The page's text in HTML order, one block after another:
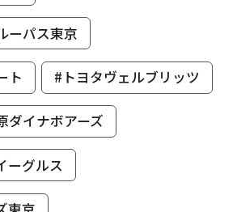
ーパス東京
ト #トヨタヴェルブリッツ
ダイナボアーズ
ーグルス